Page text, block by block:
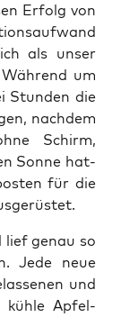
Erfolg von
als unser
um
Stun­den die
nach­dem
Schirm,
Son­ne hat­
für die
lief genau so
Jede neue
und
küh­le Apfel­